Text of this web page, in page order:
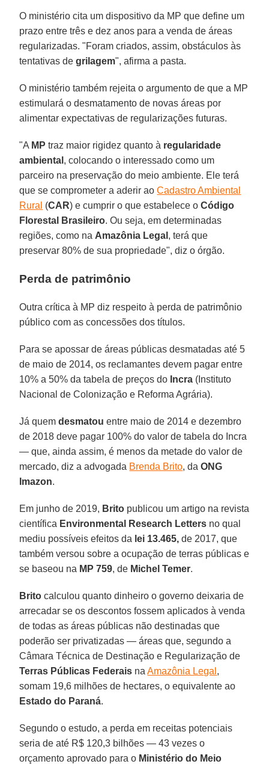
O ministério cita um dispositivo da MP que define um
prazo entre três e dez anos para a venda de áreas
regularizadas. "Foram criados, assim, obstáculos às
tentativas degrilagem", afirma a pasta.
O ministério também rejeita o argumento de que a MP
estimulará o desmatamento de novas áreas por
alimentar expectativas de regularizações futuras.
"A MP traz maior rigidez quanto à regularidade
ambiental , colocando o interessado como um
parceiro na preservação do meio ambiente. Ele terá
que se comprometer a aderir aoCadastro Ambiental
Rural (CAR) e cumprir o que estabelece oCódigo
Florestal Brasileiro. Ou seja, em determinadas
regiões, como na Amazônia Legal , terá que
preservar 80% de sua propriedade", diz o órgão.
Perda de patrimônio
Outra crítica à MP diz respeito à perda de patrimônio
público com as concessões dos títulos.
Para se apossar de áreas públicas desmatadas até 5
de maio de 2014, os reclamantes devem pagar entre
10% a 50% da tabela de preços do Incra (Instituto
Nacional de Colonização e Reforma Agrária).
Já quemdesmatou entre maio de 2014 e dezembro
de 2018 deve pagar 100% do valor de tabela do Incra
— que, ainda assim, é menos da metade do valor de
mercado, diz a advogada Brenda Brito, daONG
Imazon.
Em junho de 2019, Brito publicou um artigo na revista
científica Environmental Research Letters no qual
mediu possíveis efeitos da lei 13.465, de 2017, que
também versou sobre a ocupação de terras públicas e
se baseou na MP 759, de Michel Temer.
Brito calculou quanto dinheiro o governo deixaria de
arrecadar se os descontos fossem aplicados à venda
de todas as áreas públicas não destinadas que
poderão ser privatizadas — áreas que, segundo a
Câmara Técnica de Destinação e Regularização de
Terras Públicas Federais naAmazônia Legal ,
somam 19,6 milhões de hectares, o equivalente ao
Estado do Paraná.
Segundo o estudo, a perda em receitas potenciais
seria de até R$ 120,3 bilhões — 43 vezes o
orçamento aprovado para o Ministério do Meio